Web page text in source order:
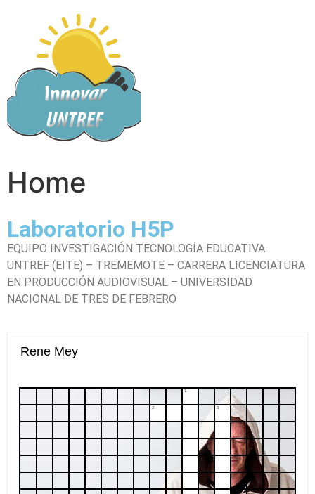
Home
Laboratorio H5P
EQUIPO INVESTIGACIÓN TECNOLOGÍA EDUCATIVA
UNTREF (EITE) – TREMEMOTE – CARRERA LICENCIATURA
EN PRODUCCIÓN AUDIOVISUAL – UNIVERSIDAD
NACIONAL DE TRES DE FEBRERO